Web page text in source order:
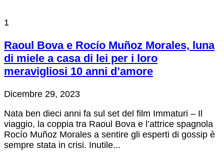
1
Raoul Bova e Rocío Muñoz Morales, luna
di miele a casa di lei per i loro
meravigliosi 10 anni d’amore
Dicembre 29, 2023
Nata ben dieci anni fa sul set del film Immaturi – Il
viaggio, la coppia tra Raoul Bova e l’attrice spagnola
Rocío Muñoz Morales a sentire gli esperti di gossip è
sempre stata in crisi. Inutile...